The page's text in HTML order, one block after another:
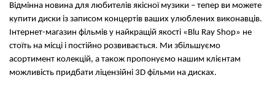
Відмінна новина для любителів якісної музики – тепер ви можете
купити диски із записом концертів ваших улюблених виконавців.
Інтернет-магазин фільмів у найкращій якості «Blu Ray Shop» не
стоїть на місці і постійно розвивається. Ми збільшуємо
асортимент колекцій, а також пропонуємо нашим клієнтам
можливість придбати ліцензійні 3D фільми на дисках.